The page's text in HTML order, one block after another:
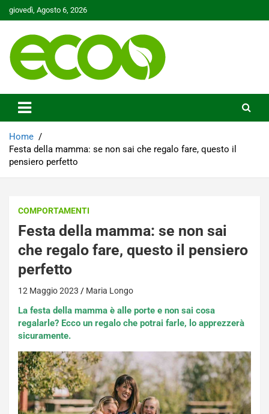
Skip
to
giovedì, Agosto 6, 2026
Ecoo.it
Home
Festa della mamma: se non sai che regalo fare, questo il
pensiero perfetto
COMPORTAMENTI
Festa della mamma: se non sai
che regalo fare, questo il pensiero
perfetto
12 Maggio 2023 Maria Longo
La festa della mamma è alle porte e non sai cosa
regalarle? Ecco un regalo che potrai farle, lo apprezzerà
sicuramente.